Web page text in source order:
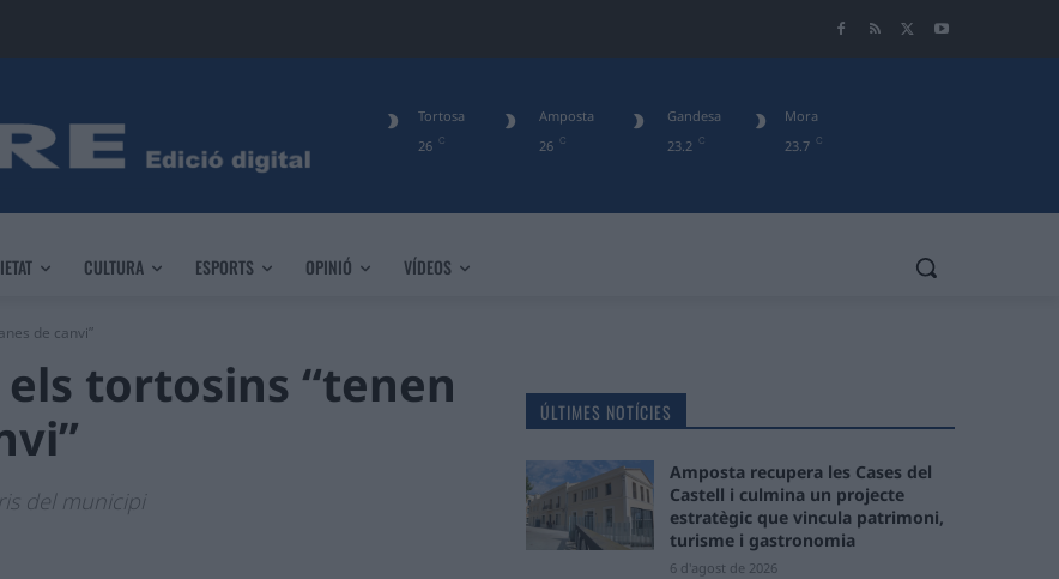
26 C
Tortosa
26 C
Amposta
23.2 C
Gandesa
23.7 C
Mora
CULTURA ESPORTS OPINIÓ VÍDEOS
de canvi”
tortosins “tenen
del municipi
ÚLTIMES NOTÍCIES
Amposta recupera les Cases del
Castell i culmina un projecte
estratègic que vincula patrimoni,
turisme i gastronomia
6 d'agost de 2026